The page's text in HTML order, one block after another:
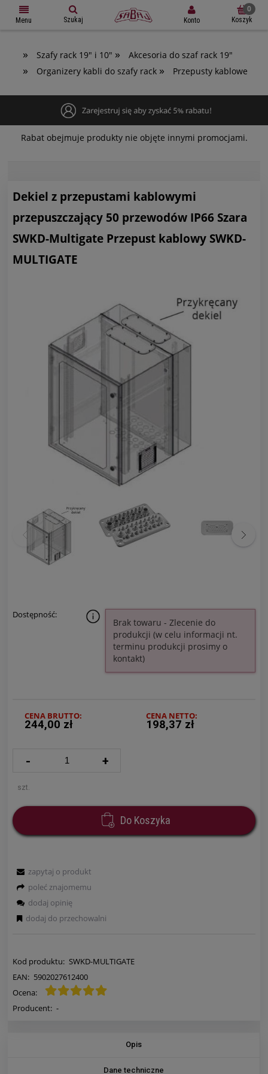
Menu Szukaj Konto Koszyk
» Szafy rack 19" i 10" » Akcesoria do szaf rack 19"
» Organizery kabli do szafy rack » Przepusty kablowe
Rabat obejmuje produkty nie objęte innymi promocjami.
Dekiel z przepustami kablowymi
przepuszczający 50 przewodów IP66 Szara
SWKD-Multigate Przepust kablowy SWKD-
MULTIGATE
Dostępność:
Brak towaru - Zlecenie do
produkcji (w celu informacji nt.
terminu produkcji prosimy o
kontakt)
CENA BRUTTO:
244,00 zł
CENA NETTO:
198,37 zł
- +
szt.
Do Koszyka
Kod produktu: SWKD-MULTIGATE
EAN: 5902027612400
Ocena:
Producent: -
zapytaj o produkt
poleć znajomemu
dodaj opinię
dodaj do przechowalni
Opis
Dane techniczne